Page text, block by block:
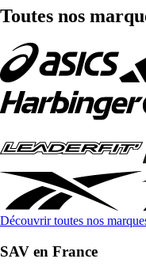
Toutes nos
Découvrir toutes nos
SAV en France